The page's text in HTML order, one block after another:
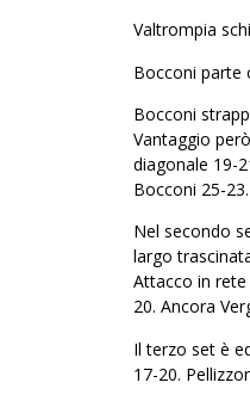
Valtrompia
Bocconi parte
Bocconi
Vantaggio
diagonale 19-
Bocconi 25-23.
Nel secondo
largo
Attacco in rete
20. Ancora
Il terzo set è
17-20.